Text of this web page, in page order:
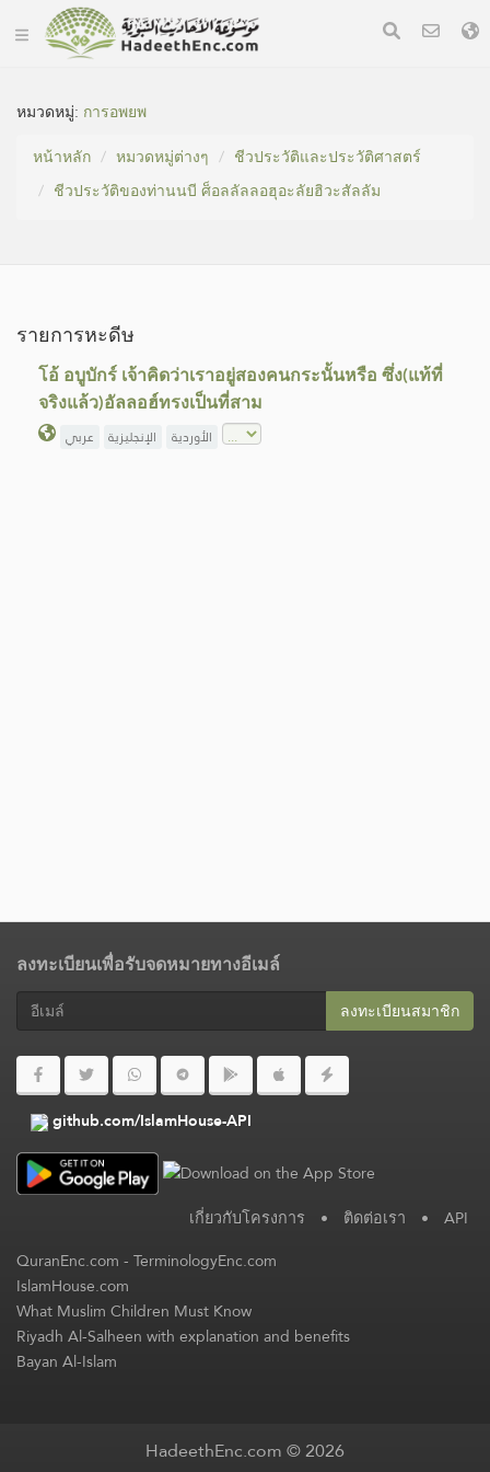
หมวดหมู่​: การอพยพ
หน้าหลัก
หมวดหมู่​ต่างๆ
ชีวประวัติและประวัติศาสตร์
ชีวประวัติของท่านนบี ศ็อลลัลลอฮุอะลัยฮิวะสัลลัม
รายการหะดีษ
โอ้ อบูบักร์ เจ้าคิดว่าเราอยู่สองคนกระนั้นหรือ ซึ่ง(แท้ที่
จริงแล้ว)อัลลอฮ์ทรงเป็นที่สาม
عربي الإنجليزية الأوردية
ลงทะเบียนเพื่อรับจดหมายทางอีเมล์
ลงทะเบียนสมาชิก​
github.com/IslamHouse-API
เกี่ยวกับโครงการ • ติดต่อเรา • API
QuranEnc.com-TerminologyEnc.com
IslamHouse.com
What Muslim Children Must Know
Riyadh Al-Salheen with explanation and benefits
Bayan Al-Islam
HadeethEnc.com © 2026